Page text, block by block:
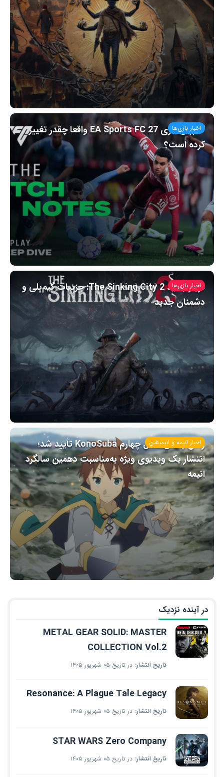
اخبار بازی‌ها
گیم‌پلی بازی EA Sports FC 27 واقعا چقدر تغییر
کرده است؟
اخبار بازی‌ها
تریلر جدید The Sinking City 2: جزئیات گیم‌پلی و
دشمنان جدید
اخبار انیمه و انیمیشن
زمان پخش فصل چهارم KonoSuba تأیید شد؛
انتشار یک ویدیوی ویژه به‌مناسبت دهمین سالگرد
انیمه
در آینده نزدیک
METAL GEAR SOLID: MASTER
COLLECTION Vol.2
تاریخ انتشار: در تاریخ ۰۵ شهریور ۱۴۰۵
Resonance: A Plague Tale Legacy
تاریخ انتشار: در تاریخ ۰۵ شهریور ۱۴۰۵
STAR WARS Zero Company
تاریخ انتشار: در تاریخ ۰۵ شهریور ۱۴۰۵